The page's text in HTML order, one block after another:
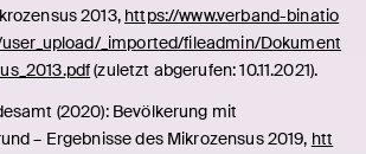
2013, https://www.verband-binatio
_imported/fileadmin/Dokument
(zuletzt abgerufen: 10.11.2021).
(2020): Bevölkerung mit
– Ergebnisse des Mikrozensus 2019, htt